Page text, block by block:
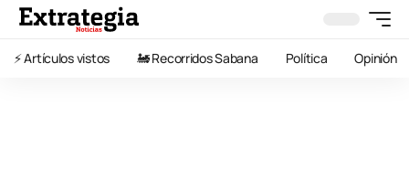
⚡️ Artículos vistos 🚂 Recorridos Sabana Política Opinión